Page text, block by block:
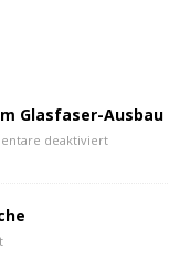
Glasfaser-Ausbau
deaktiviert